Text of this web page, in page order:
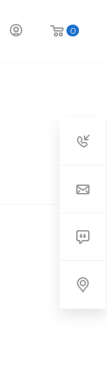
0